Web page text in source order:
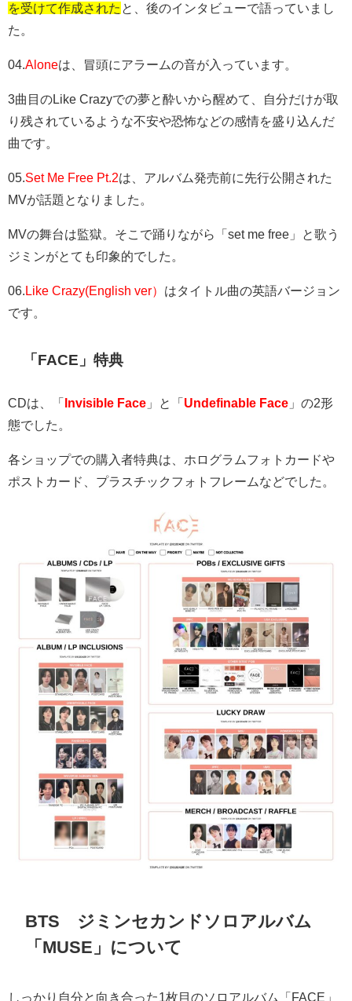
を受けて作成された と、後のインタビューで語っていまし
た。
04. Aloneは、冒頭にアラームの音が入っています。
3曲目のLike Crazyでの夢と酔いから醒めて、自分だけが取
り残されているような不安や恐怖などの感情を盛り込んだ
曲です。
05. Set Me Free Pt.2は、アルバム発売前に先行公開された
MVが話題となりました。
MVの舞台は監獄。そこで踊りながら「set me free」と歌う
ジミンがとても印象的でした。
06. Like Crazy(English ver） はタイトル曲の英語バージョン
です。
「FACE」特典
CDは、「 Invisible Face 」と「 Undefinable Face 」の2形
態でした。
各ショップでの購入者特典は、ホログラムフォトカードや
ポストカード、プラスチックフォトフレームなどでした。
BTS ジミンセカンドソロアルバム
「MUSE」について
しっかり自分と向き合った1枚目のソロアルバム「 FACE 」